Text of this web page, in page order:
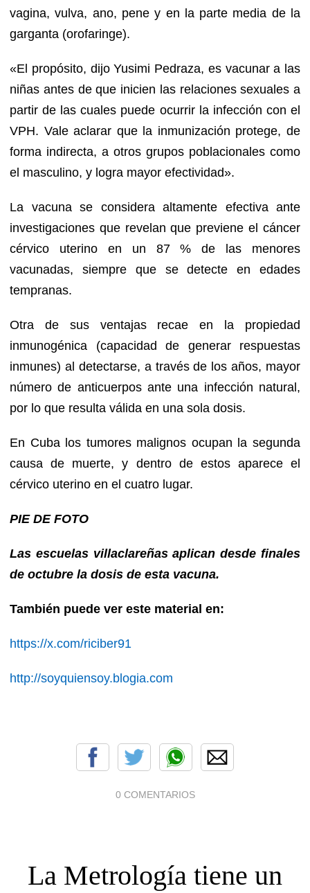
vagina, vulva, ano, pene y en la parte media de la
garganta (orofaringe).
«El propósito, dijo Yusimi Pedraza, es vacunar a las
niñas antes de que inicien las relaciones sexuales a
partir de las cuales puede ocurrir la infección con el
VPH. Vale aclarar que la inmunización protege, de
forma indirecta, a otros grupos poblacionales como
el masculino, y logra mayor efectividad».
La vacuna se considera altamente efectiva ante
investigaciones que revelan que previene el cáncer
cérvico uterino en un 87 % de las menores
vacunadas, siempre que se detecte en edades
tempranas.
Otra de sus ventajas recae en la propiedad
inmunogénica (capacidad de generar respuestas
inmunes) al detectarse, a través de los años, mayor
número de anticuerpos ante una infección natural,
por lo que resulta válida en una sola dosis.
En Cuba los tumores malignos ocupan la segunda
causa de muerte, y dentro de estos aparece el
cérvico uterino en el cuatro lugar.
PIE DE FOTO
Las escuelas villaclareñas aplican desde finales
de octubre la dosis de esta vacuna.
También puede ver este material en:
https://x.com/riciber91
http://soyquiensoy.blogia.com
0 COMENTARIOS
La Metrología tiene un